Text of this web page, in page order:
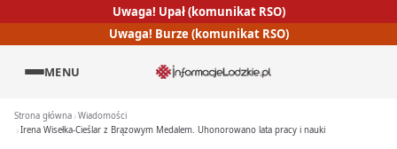
Uwaga! Upał (komunikat RSO)
Uwaga! Burze (komunikat RSO)
MENU
Strona główna Wiadomości
Irena Wisełka-Cieślar z Brązowym Medalem. Uhonorowano lata pracy i nauki